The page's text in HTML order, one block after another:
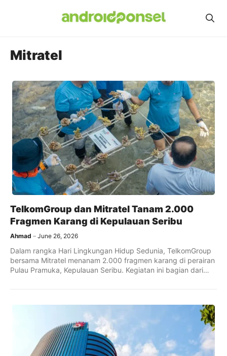
Mitratel
TelkomGroup dan Mitratel Tanam 2.000
Fragmen Karang di Kepulauan Seribu
Ahmad June 26, 2026
Dalam rangka Hari Lingkungan Hidup Sedunia, TelkomGroup
bersama Mitratel menanam 2.000 fragmen karang di perairan
Pulau Pramuka, Kepulauan Seribu. Kegiatan ini bagian dari
laut.